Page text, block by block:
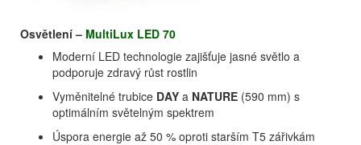
Osvětlení – MultiLux LED 70
Moderní LED technologie zajišťuje jasné světlo a
podporuje zdravý růst rostlin
Vyměnitelné trubice DAY a NATURE (590 mm) s
optimálním světelným spektrem
Úspora energie až 50 % oproti starším T5 zářivkám